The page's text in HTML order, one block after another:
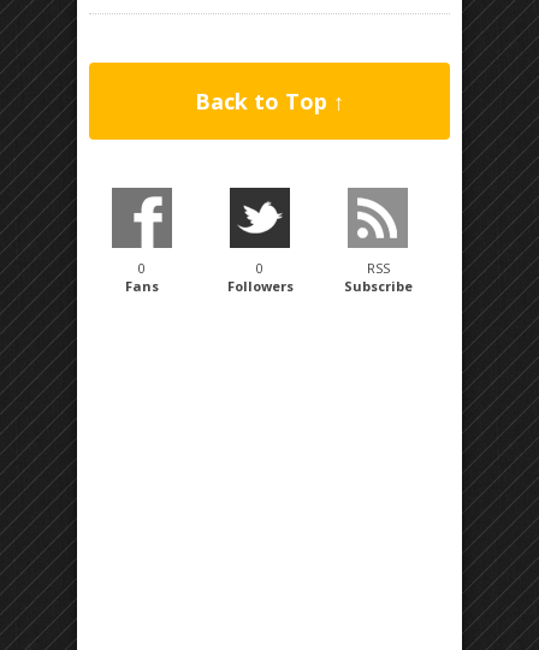
Back to Top ↑
0
Fans
0
Followers
RSS
Subscribe